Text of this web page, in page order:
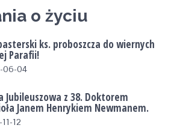
o życiu
ks. proboszcza do wiernych
Parafii!
06-04
Jubileuszowa z 38. Doktorem
Janem Henrykiem Newmanem.
12